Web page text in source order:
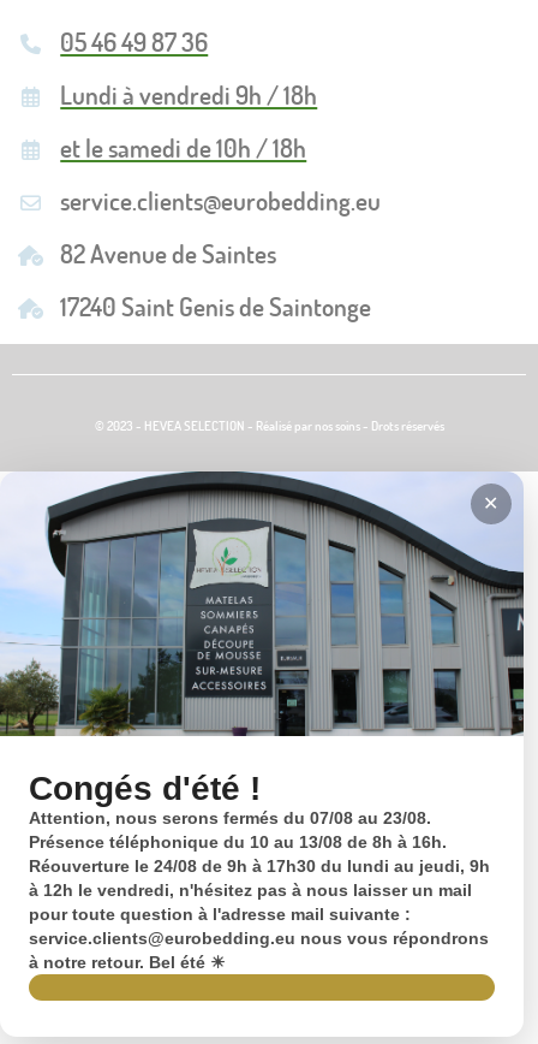
05 46 49 87 36
Lundi à vendredi 9h / 18h
et le samedi de 10h / 18h
service.clients@eurobedding.eu
82 Avenue de Saintes
17240 Saint Genis de Saintonge
© 2023 - HEVEA SELECTION - Réalisé par nos soins - Drots réservés
Congés d'été !
Attention, nous serons fermés du 07/08 au 23/08.
Présence téléphonique du 10 au 13/08 de 8h à 16h.
Réouverture le 24/08 de 9h à 17h30 du lundi au jeudi, 9h
à 12h le vendredi, n'hésitez pas à nous laisser un mail
pour toute question à l'adresse mail suivante :
service.clients@eurobedding.eu nous vous répondrons
à notre retour. Bel été ☀
✕